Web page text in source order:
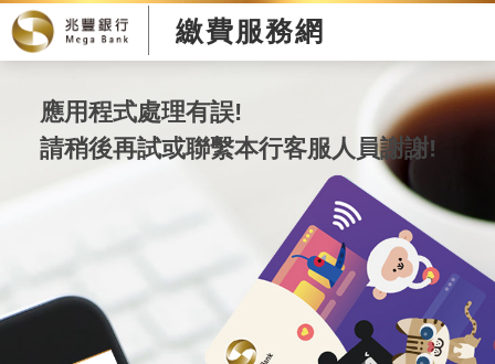
繳費服務網
應用程式處理有誤!
請稍後再試或聯繫本行客服人員謝謝!